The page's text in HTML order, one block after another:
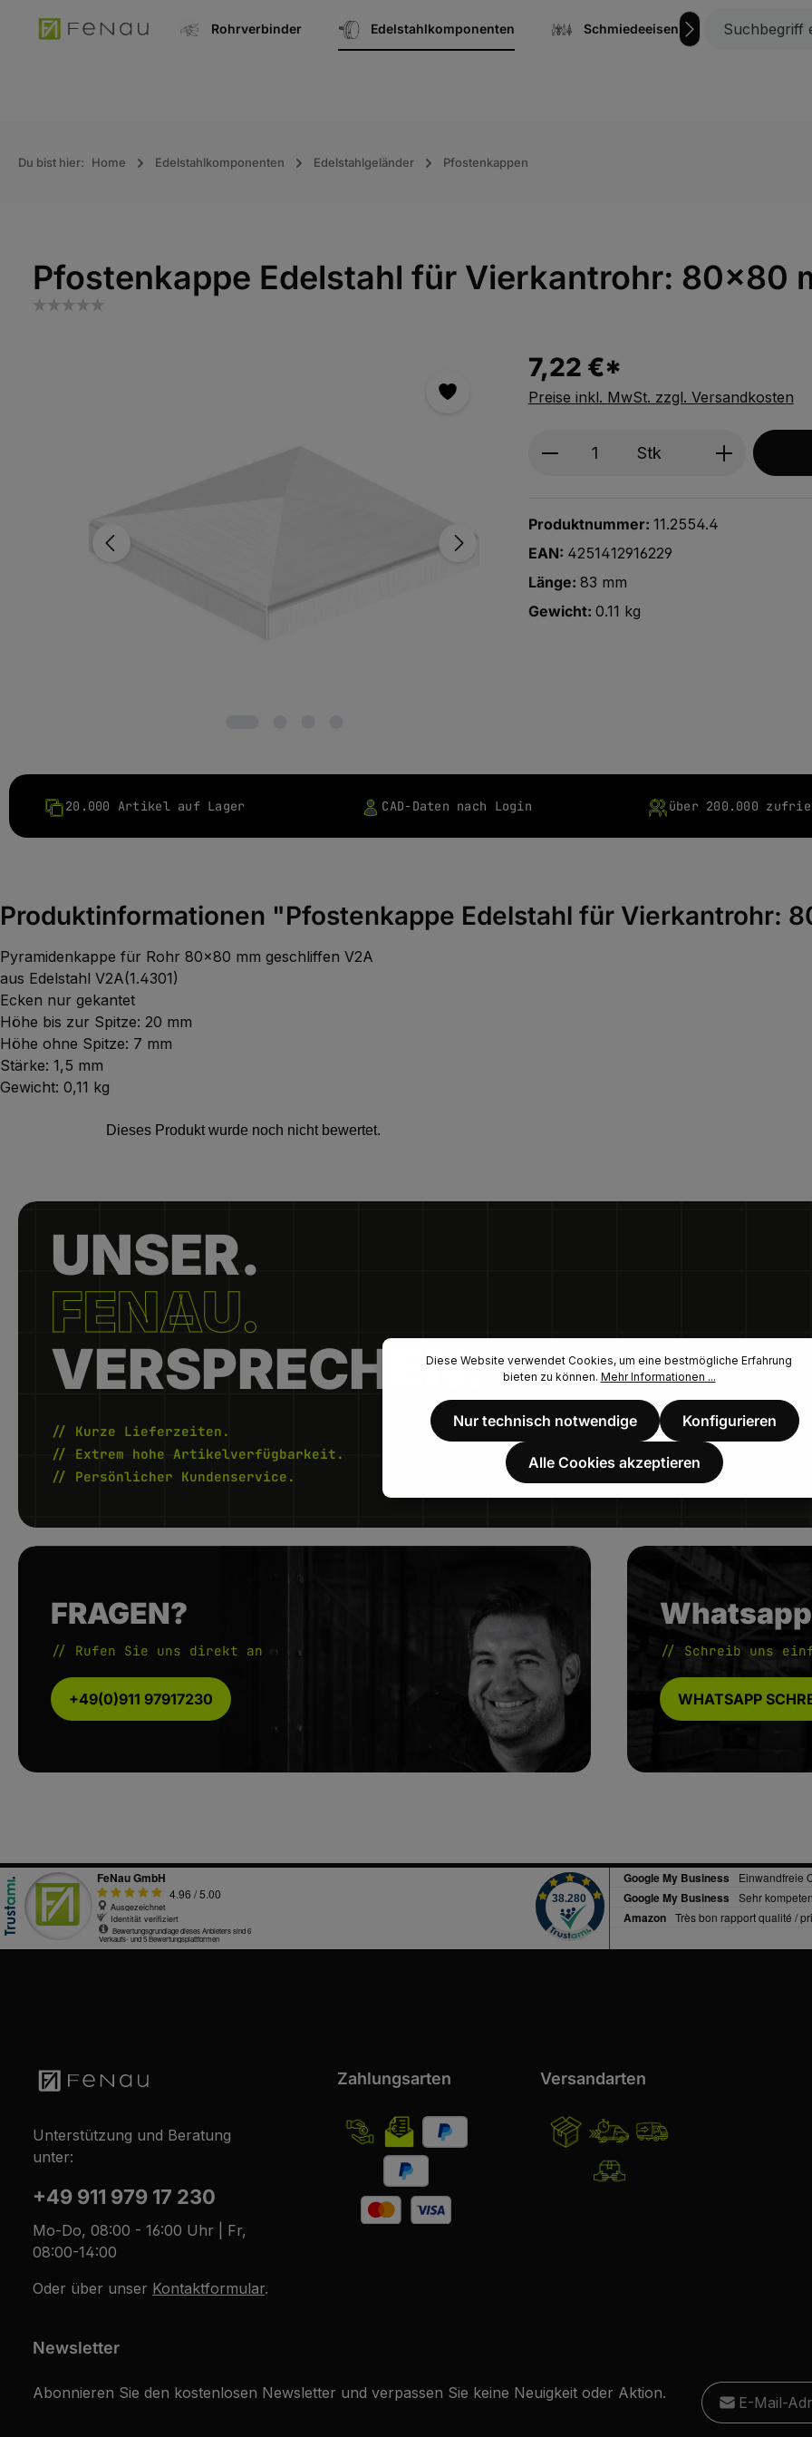
Zur Hauptnavigation springen
Rohrverbinder Edelstahlkomponenten Schmiedeeisen
Du bist hier: Home Edelstahlkomponenten Edelstahlgeländer Pfostenkappen
Pfostenkappe Edelstahl für Vierkantrohr: 80x80
7,22 €*
Preise inkl. MwSt. zzgl. Versandkosten
Produkt Anzahl: Gib den
Stk
Produktnummer: 11.2554.4
EAN: 4251412916229
Länge: 83 mm
Gewicht: 0.11 kg
20.000 Artikel auf Lager CAD-Daten nach Login über 200.000
Produktinformationen "Pfostenkappe Edelstahl für Vierkantrohr:
Pyramidenkappe für Rohr 80x80 mm geschliffen V2A
aus Edelstahl V2A(1.4301)
Ecken nur gekantet
Höhe bis zur Spitze: 20 mm
Höhe ohne Spitze: 7 mm
Stärke: 1,5 mm
Gewicht: 0,11 kg
UNSER.
FENAU.
VERSPRECHEN.
// Kurze Lieferzeiten.
// Extrem hohe Artikelverfügbarkeit.
// Persönlicher Kundenservice.
FRAGEN?
// Rufen Sie uns direkt an
+49(0)911 97917230
// Schreib uns
WHATSAPP
Unterstützung und Beratung
unter:
+49 911 979 17 230
Mo-Do, 08:00 - 16:00 Uhr | Fr,
08:00-14:00
Oder über unser Kontaktformular.
Zahlungsarten Versandarten
Newsletter
Abonnieren Sie den kostenlosen Newsletter und verpassen Sie keine Neuigkeit oder Aktion. E-Mail-
Diese Website verwendet Cookies, um eine bestmögliche Erfahrung
bieten zu können. Mehr Informationen ...
Nur technisch notwendige Konfigurieren
Alle Cookies akzeptieren